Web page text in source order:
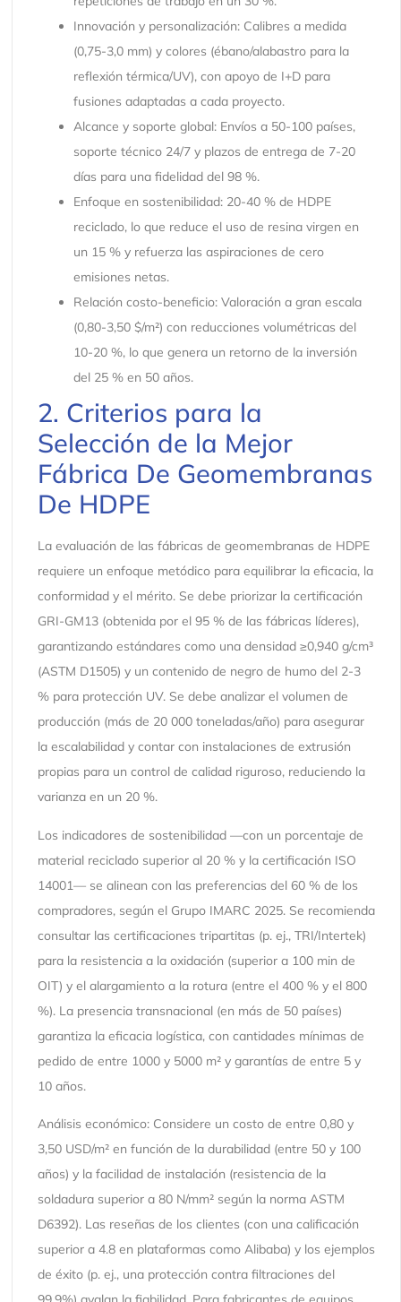
Innovación y personalización: Calibres a medida
(0,75-3,0 mm) y colores (ébano/alabastro para la
reflexión térmica/UV), con apoyo de I+D para
fusiones adaptadas a cada proyecto.
Alcance y soporte global: Envíos a 50-100 países,
soporte técnico 24/7 y plazos de entrega de 7-20
días para una fidelidad del 98 %.
Enfoque en sostenibilidad: 20-40 % de HDPE
reciclado, lo que reduce el uso de resina virgen en
un 15 % y refuerza las aspiraciones de cero
emisiones netas.
Relación costo-beneficio: Valoración a gran escala
(0,80-3,50 $/m²) con reducciones volumétricas del
10-20 %, lo que genera un retorno de la inversión
del 25 % en 50 años.
2. Criterios para la
Selección de la Mejor
Fábrica De Geomembranas
De HDPE
La evaluación de las fábricas de geomembranas de HDPE
requiere un enfoque metódico para equilibrar la eficacia, la
conformidad y el mérito. Se debe priorizar la certificación
GRI-GM13 (obtenida por el 95 % de las fábricas líderes),
garantizando estándares como una densidad ≥0,940 g/cm³
(ASTM D1505) y un contenido de negro de humo del 2-3
% para protección UV. Se debe analizar el volumen de
producción (más de 20 000 toneladas/año) para asegurar
la escalabilidad y contar con instalaciones de extrusión
propias para un control de calidad riguroso, reduciendo la
varianza en un 20 %.
Los indicadores de sostenibilidad —con un porcentaje de
material reciclado superior al 20 % y la certificación ISO
14001— se alinean con las preferencias del 60 % de los
compradores, según el Grupo IMARC 2025. Se recomienda
consultar las certificaciones tripartitas (p. ej., TRI/Intertek)
para la resistencia a la oxidación (superior a 100 min de
OIT) y el alargamiento a la rotura (entre el 400 % y el 800
%). La presencia transnacional (en más de 50 países)
garantiza la eficacia logística, con cantidades mínimas de
pedido de entre 1000 y 5000 m² y garantías de entre 5 y
10 años.
Análisis económico: Considere un costo de entre 0,80 y
3,50 USD/m² en función de la durabilidad (entre 50 y 100
años) y la facilidad de instalación (resistencia de la
soldadura superior a 80 N/mm² según la norma ASTM
D6392). Las reseñas de los clientes (con una calificación
superior a 4.8 en plataformas como Alibaba) y los ejemplos
de éxito (p. ej., una protección contra filtraciones del